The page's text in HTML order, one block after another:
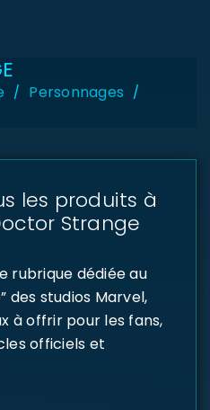
/ Personnages /
les produits à
Strange
rubrique dédiée au
des studios Marvel,
à offrir pour les fans,
officiels et